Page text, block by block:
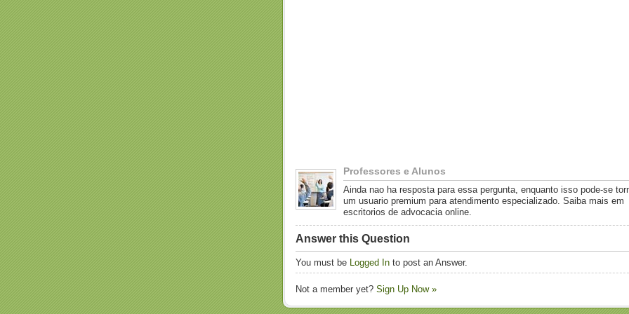
Professores e Alunos
Ainda nao ha resposta para essa pergunta, enquanto isso pode-se
um usuario premium para atendimento especializado. Saiba mais em
escritorios de advocacia online.
Answer this Question
You must be Logged In to post an Answer.
Not a member yet? Sign Up Now »